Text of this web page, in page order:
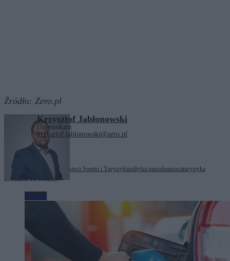
Źródło: Zero.pl
Krzysztof Jabłonowski
Dziennikarz
krzysztof.jablonowski@zero.pl
Tagi: mieszkaniaMinisterstwo Sportu i Turystykipolityka mieszkaniowaturystyka
Zobacz również
Biznes